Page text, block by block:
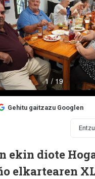
Gehitu gaitzazu Googlen
ekin diote
elkartearen